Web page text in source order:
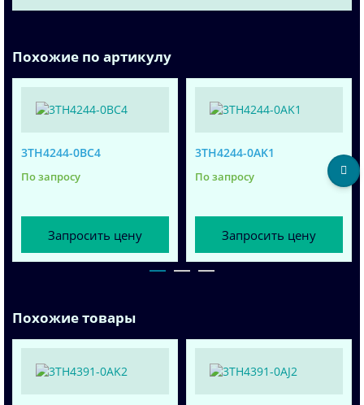
Похожие по артикулу
3TH4244-0BC4
По запросу
Запросить цену
3TH4244-0AK1
По запросу
Запросить цену
Похожие товары